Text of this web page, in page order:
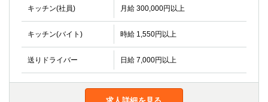
キッチン(社員) 月給 300,000円以上
キッチン(バイト) 時給 1,550円以上
送りドライバー 日給 7,000円以上
草加
南浦和
所沢
熊谷
獨協大学前＜草加松原＞
北浦和（西口）
春日部
川口
蕨